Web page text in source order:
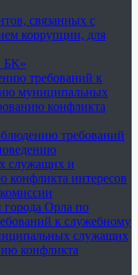
связанных с
коррупции, для
БК»
требований к
муниципальных
конфликта
требований
служащих и
конфликта интересов
Орла по
к служебному
служащих
конфликта